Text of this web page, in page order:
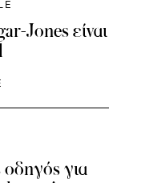
Jones είναι
για